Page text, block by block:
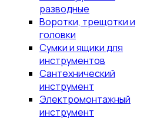
разводные
Воротки, трещотки и
головки
Сумки и ящики для
инструментов
Сантехнический
инструмент
Электромонтажный
инструмент